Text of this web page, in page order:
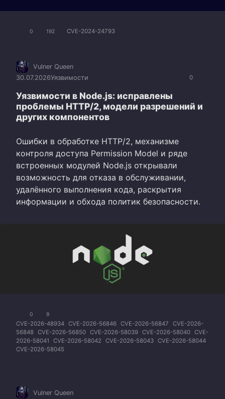
0 192 CVE-2024-24793
0
Vulner Queen
30.07.2026Уязвимости
Уязвимости в Node.js: исправлены
проблемы HTTP/2, модели разрешений и
других компонентов
Ошибки в обработке HTTP/2, механизме
контроля доступа Permission Model и ряде
встроенных модулей Node.js открывали
возможность для отказа в обслуживании,
удалённого выполнения кода, раскрытия
информации и обхода политик безопасности.
0 9
CVE-2026-48934 CVE-2026-56846 CVE-2026-56847
CVE-2026-
56848 CVE-2026-56850 CVE-2026-58039 CVE-2026-58040 CVE-
2026-58041
CVE-2026-58042 CVE-2026-58043 CVE-2026-58044
CVE-2026-58045
Vulner Queen